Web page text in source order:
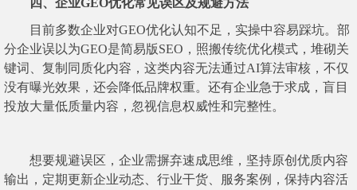
四、企业GEO优化常见误区及规避方法
目前多数企业对GEO优化认知不足，实操中容易踩坑。部
分企业误以为GEO是简易版SEO，照搬传统优化模式，堆砌关
键词、复制同质化内容，这类内容无法通过AI算法审核，不仅
没有曝光效果，还会降低品牌权重。还有企业急于求成，盲目
投放大量低质量内容，忽视信息权威性和完整性。
想要规避误区，企业需摒弃速成思维，坚持原创优质内容
输出，定期更新企业动态、行业干货、服务案例，保持内容活